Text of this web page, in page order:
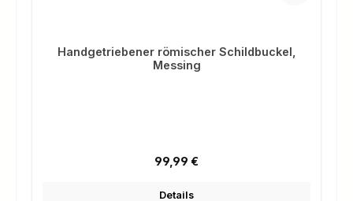
Handgetriebener römischer Schildbuckel,
Messing
Regulärer Preis:
99,99 €
Details